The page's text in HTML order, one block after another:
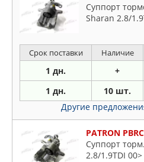
Суппорт
Sharan 2.8/
Срок поставки Наличие
1 дн. +
1 дн. 10 шт.
Другие
PATRON
Суппорт
2.8/1.9TDI 00>